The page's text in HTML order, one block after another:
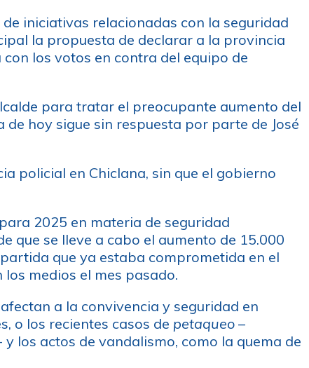
iniciativas relacionadas con la seguridad
la propuesta de declarar a la provincia
los votos en contra del equipo de
para tratar el preocupante aumento del
hoy sigue sin respuesta por parte de José
policial en Chiclana, sin que el gobierno
2025 en materia de seguridad
que se lleve a cabo el aumento de 15.000
que ya estaba comprometida en el
medios el mes pasado.
a la convivencia y seguridad en
o los recientes casos de petaqueo –
los actos de vandalismo, como la quema de